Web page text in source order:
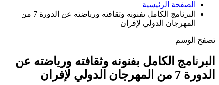
الصفحة الرئيسية
البرنامج الكامل بفنونه وثقافته ورياضته عن الدورة 7 من
المهرجان الدولي لإفران
تصفح الوسم
البرنامج الكامل بفنونه وثقافته ورياضته عن
الدورة 7 من المهرجان الدولي لإفران